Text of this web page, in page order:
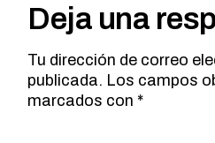
Deja una
Tu dirección de correo
publicada. Los campos
marcados con *